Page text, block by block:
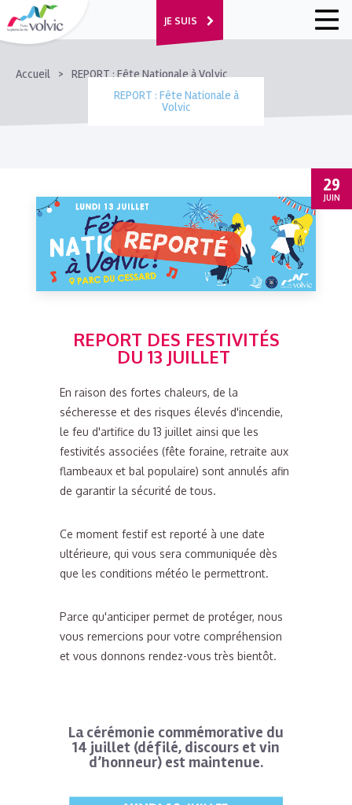
JE SUIS
FIL
D'ARIANE
Accueil
REPORT : Fête Nationale à Volvic
REPORT : Fête Nationale à
Volvic
29
JUIN
REPORT DES FESTIVITÉS
DU 13 JUILLET
En raison des fortes chaleurs, de la
sécheresse et des risques élevés d'incendie,
le feu d'artifice du 13 juillet ainsi que les
festivités associées (fête foraine, retraite aux
flambeaux et bal populaire) sont annulés afin
de garantir la sécurité de tous.
Ce moment festif est reporté à une date
ultérieure, qui vous sera communiquée dès
que les conditions météo le permettront.
Parce qu'anticiper permet de protéger, nous
vous remercions pour votre compréhension
et vous donnons rendez-vous très bientôt.
La cérémonie commémorative du
14 juillet (défilé, discours et vin
d’honneur) est maintenue.